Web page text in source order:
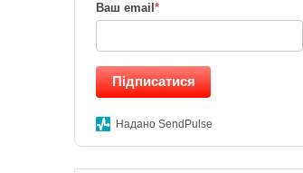
Ваш email *
Підписатися
Надано SendPulse